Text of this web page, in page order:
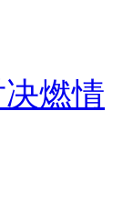
燃情